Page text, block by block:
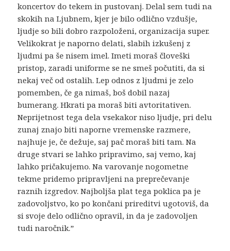
koncertov do tekem in pustovanj. Delal sem tudi na
skokih na Ljubnem, kjer je bilo odlično vzdušje,
ljudje so bili dobro razpoloženi, organizacija super.
Velikokrat je naporno delati, slabih izkušenj z
ljudmi pa še nisem imel. Imeti moraš človeški
pristop, zaradi uniforme se ne smeš počutiti, da si
nekaj več od ostalih. Lep odnos z ljudmi je zelo
pomemben, če ga nimaš, boš dobil nazaj
bumerang. Hkrati pa moraš biti avtoritativen.
Neprijetnost tega dela vsekakor niso ljudje, pri delu
zunaj znajo biti naporne vremenske razmere,
najhuje je, če dežuje, saj pač moraš biti tam. Na
druge stvari se lahko pripravimo, saj vemo, kaj
lahko pričakujemo. Na varovanje nogometne
tekme pridemo pripravljeni na preprečevanje
raznih izgredov. Najboljša plat tega poklica pa je
zadovoljstvo, ko po končani prireditvi ugotoviš, da
si svoje delo odlično opravil, in da je zadovoljen
tudi naročnik.”